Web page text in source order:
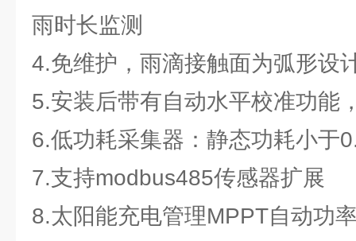
雨时长监测
4.免维护，雨滴接触面为弧形设
5.安装后带有自动水平校准功能
6.低功耗采集器：静态功耗小于
7.支持modbus485传感器扩展
8.太阳能充电管理MPPT自动功